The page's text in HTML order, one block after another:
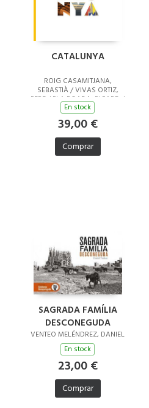
CATALUNYA
ROIG CASAMITJANA,
SEBASTIÀ / VIVAS ORTIZ,
PERE / PLA BOADA, RICARD /
PUIG CASTELLANO, JORDI
En stock
39,00 €
Comprar
SAGRADA FAMÍLIA
DESCONEGUDA
VENTEO MELÉNDREZ, DANIEL
En stock
23,00 €
Comprar